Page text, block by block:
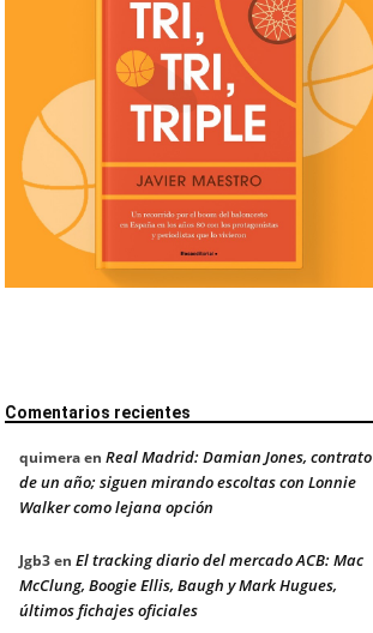
Comentarios recientes
quimeraen Real Madrid: Damian Jones, contrato
de un año; siguen mirando escoltas con Lonnie
Walker como lejana opción
Jgb3en El tracking diario del mercado ACB: Mac
McClung, Boogie Ellis, Baugh y Mark Hugues,
últimos fichajes oficiales